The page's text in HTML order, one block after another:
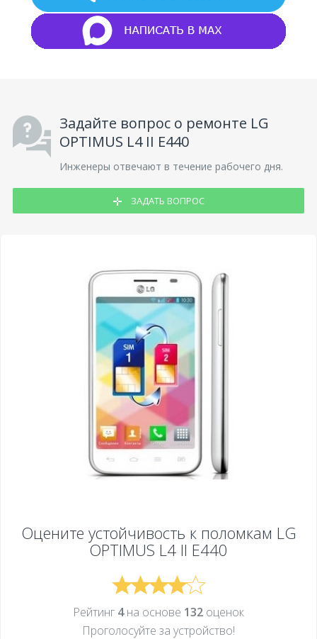
Задайте вопрос о ремонте LG
OPTIMUS L4 II E440
Инженеры отвечают в течение рабочего дня.
ЗАДАТЬ ВОПРОС
Оцените устойчивость к поломкам LG
OPTIMUS L4 II E440
Рейтинг 4на основе 132 оценок
Проголосуйте за устройcтво!